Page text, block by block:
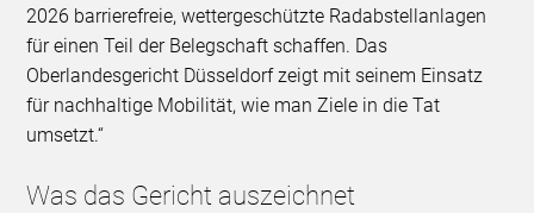
2026 barrierefreie, wettergeschützte Radabstellanlagen
für einen Teil der Belegschaft schaffen. Das
Oberlandesgericht Düsseldorf zeigt mit seinem Einsatz
für nachhaltige Mobilität, wie man Ziele in die Tat
umsetzt.“
Was das Gericht auszeichnet